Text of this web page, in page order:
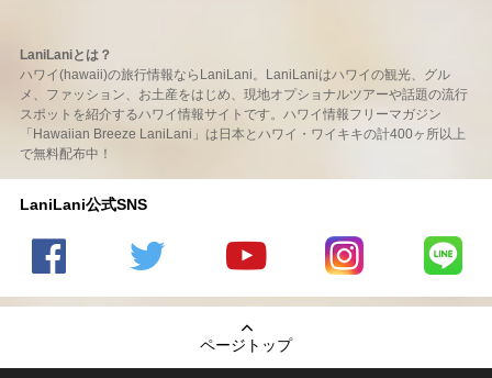
LaniLaniとは？
ハワイ(hawaii)の旅行情報ならLaniLani。LaniLaniはハワイの観光、グル
メ、ファッション、お土産をはじめ、現地オプショナルツアーや話題の流行
スポットを紹介するハワイ情報サイトです。ハワイ情報フリーマガジン
「Hawaiian Breeze LaniLani」は日本とハワイ・ワイキキの計400ヶ所以上
で無料配布中！
LaniLani公式SNS
の
のtwitter
の
Youtube
チャンネ
LaniLani
LaniLani
ページトップ